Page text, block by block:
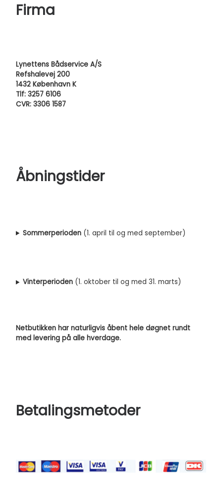
Firma
Lynettens Bådservice A/S
Refshalevej 200
1432 København K
Tlf: 3257 6106
CVR: 3306 1587
Åbningstider
Sommerperioden (1. april til og med september)
Vinterperioden (1. oktober til og med 31. marts)
Netbutikken har naturligvis åbent hele døgnet rundt
med levering på alle hverdage.
Betalingsmetoder